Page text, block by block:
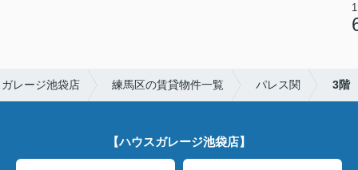
レージ池袋店 練馬区の賃貸物件一覧 パレス関 3階
【ハウスガレージ池袋店】